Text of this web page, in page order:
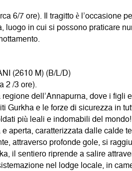
6/7 ore). Il tragitto è l’occasione
luogo in cui si possono praticare
(2610 M) (B/L/D)
2 /3 ore).
dell’Annapurna, dove i figli
Gurkha e le forze di sicurezza in
più leali e indomabili del
aperta, caratterizzata dalle calde
attraverso profonde gole, si
il sentiero riprende a salire
nel lodge locale, in